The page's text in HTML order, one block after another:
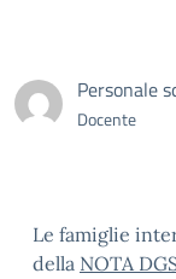
Personale
Docente
Le famiglie
della NOTA